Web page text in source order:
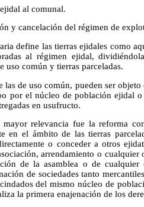
al comunal.
y cancelación del régimen de
define las tierras ejidales como
al régimen ejidal,
uso común y tierras parceladas.
las de uso común, pueden ser
por el núcleo de población ejidal
en usufructo.
relevancia fue la reforma
en el ámbito de las tierras
o conceder a otros
arrendamiento o
de la asamblea o de
de sociedades tanto
del mismo núcleo de
la primera enajenación de los